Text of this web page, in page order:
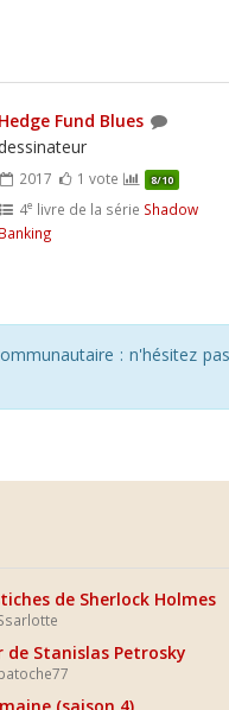
Hedge Fund Blues
2017 1 vote 8/10
4e livre de la série Shadow
Banking
: n'hésitez
de Sherlock Holmes
de Stanislas Petrosky